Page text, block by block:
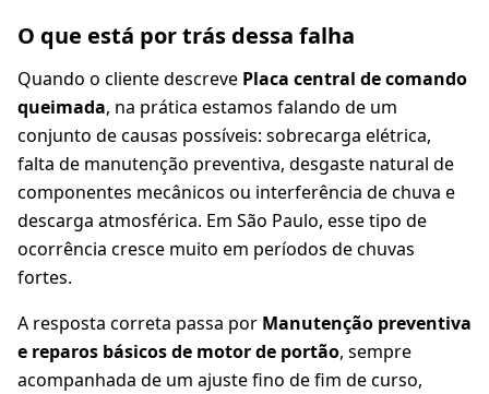
O que está por trás dessa falha
Quando o cliente descreve Placa central de comando
queimada, na prática estamos falando de um
conjunto de causas possíveis: sobrecarga elétrica,
falta de manutenção preventiva, desgaste natural de
componentes mecânicos ou interferência de chuva e
descarga atmosférica. Em São Paulo, esse tipo de
ocorrência cresce muito em períodos de chuvas
fortes.
A resposta correta passa por Manutenção preventiva
e reparos básicos de motor de portão, sempre
acompanhada de um ajuste fino de fim de curso,